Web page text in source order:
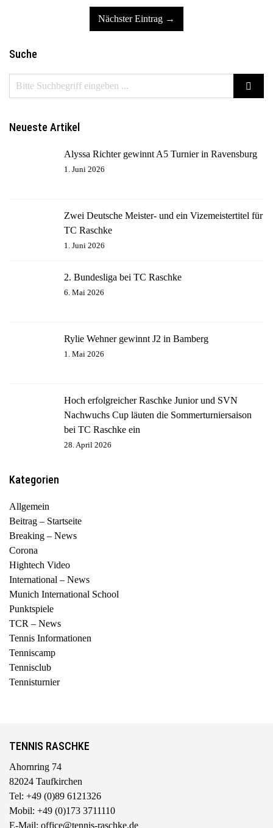
Nächster Eintrag →
Suche
Neueste Artikel
Alyssa Richter gewinnt A5 Turnier in Ravensburg
1. Juni 2026
Zwei Deutsche Meister- und ein Vizemeistertitel für
TC Raschke
1. Juni 2026
2. Bundesliga bei TC Raschke
6. Mai 2026
Rylie Wehner gewinnt J2 in Bamberg
1. Mai 2026
Hoch erfolgreicher Raschke Junior und SVN
Nachwuchs Cup läuten die Sommerturniersaison
bei TC Raschke ein
28. April 2026
Kategorien
Allgemein
Beitrag – Startseite
Breaking – News
Corona
Hightech Video
International – News
Munich International School
Punktspiele
TCR – News
Tennis Informationen
Tenniscamp
Tennisclub
Tennisturnier
TENNIS RASCHKE
Ahornring 74
82024 Taufkirchen
Tel: +49 (0)89 6121326
Mobil: +49 (0)173 3711110
E-Mail: office@tennis-raschke.de